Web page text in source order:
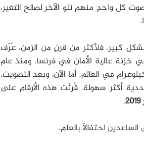
كل واحدٍ منهم تلو الآخر لصالح التغير،
بشكل كبير. فلأكثر من قرنٍ من الزمن، عُرّف
خزنة عالية الأمان في فرنسا. ومنذ عام
في العالم. أما الآن، وبعد التصويت،
أكثر سهولة. قُرِئَت هذه الأرقام على
2019
.
احتفالًا بالعلم.